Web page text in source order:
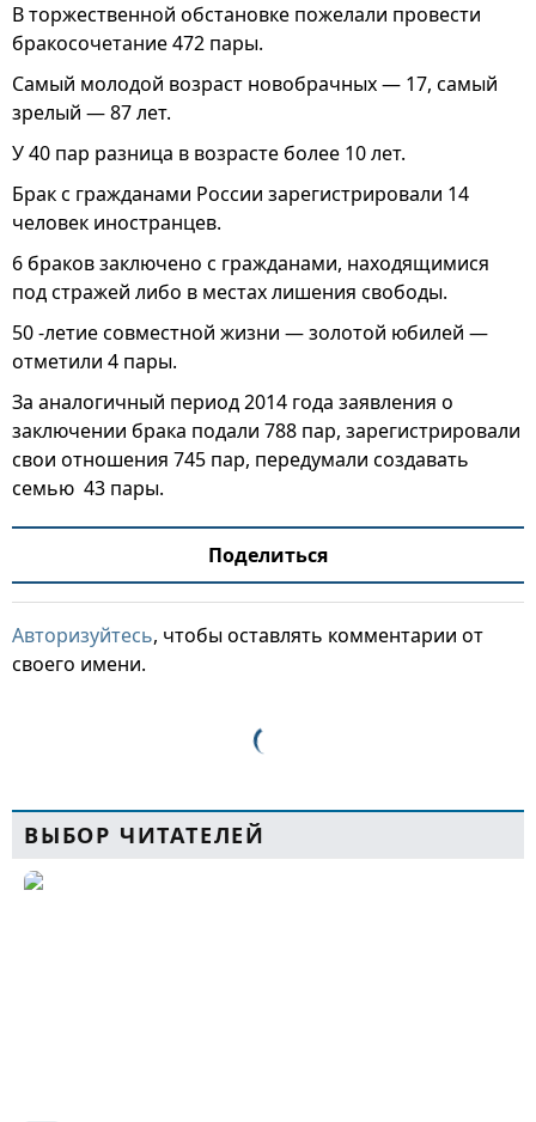
В торжественной обстановке пожелали провести
бракосочетание 472 пары.
Самый молодой возраст новобрачных — 17, самый
зрелый — 87 лет.
У 40 пар разница в возрасте более 10 лет.
Брак с гражданами России зарегистрировали 14
человек иностранцев.
6 браков заключено с гражданами, находящимися
под стражей либо в местах лишения свободы.
50 -летие совместной жизни — золотой юбилей —
отметили 4 пары.
За аналогичный период 2014 года заявления о
заключении брака подали 788 пар, зарегистрировали
свои отношения 745 пар, передумали создавать
семью 43 пары.
Поделиться
Авторизуйтесь, чтобы оставлять комментарии от
своего имени.
ВЫБОР ЧИТАТЕЛЕЙ